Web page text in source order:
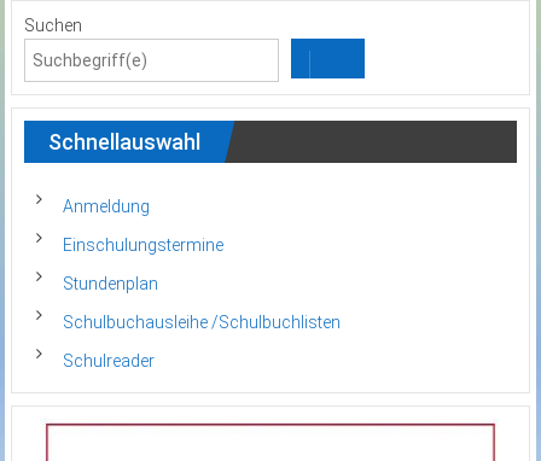
Suchen
Schnellauswahl
Anmeldung
Einschulungstermine
Stundenplan
Schulbuchausleihe /Schulbuchlisten
Schulreader